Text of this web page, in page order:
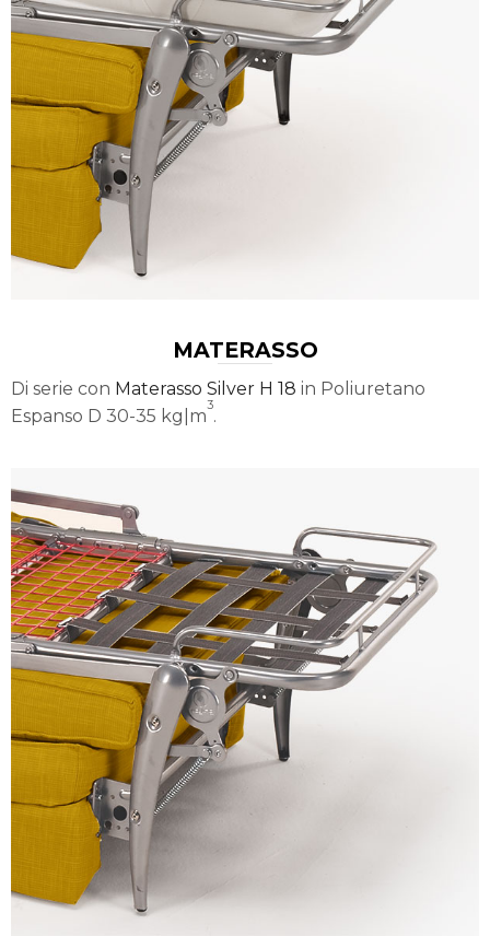
MATERASSO
Di serie con Materasso Silver H 18 in Poliuretano
Espanso D 30-35 kg|m
3
.